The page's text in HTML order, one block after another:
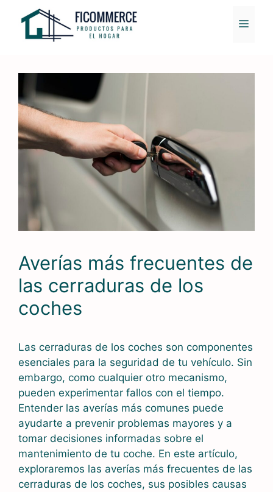
contenido
MENÚ
Averías más frecuentes de
las cerraduras de los
coches
Las cerraduras de los coches son componentes
esenciales para la seguridad de tu vehículo. Sin
embargo, como cualquier otro mecanismo,
pueden experimentar fallos con el tiempo.
Entender las averías más comunes puede
ayudarte a prevenir problemas mayores y a
tomar decisiones informadas sobre el
mantenimiento de tu coche. En este artículo,
exploraremos las averías más frecuentes de las
cerraduras de los coches, sus posibles causas